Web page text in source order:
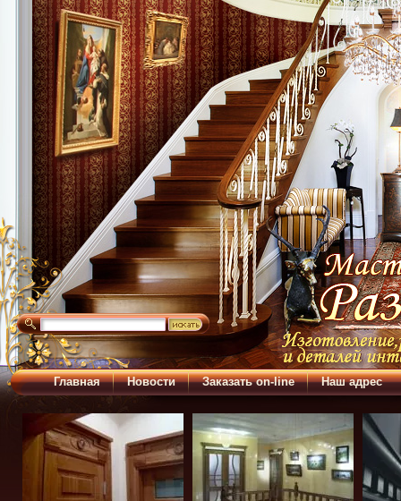
Главная Новости Заказать on-line Наш адрес